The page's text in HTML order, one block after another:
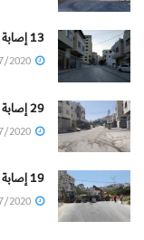
13 إصابة جديدة ليرتفع مجموع الإصابات إلى 70 في بلاطة البلد
29 إصابة جديدة بفيروس كورونا في بلاطة البلد
19 إصابة في بلاطة البلد بفيروس كورونا غالبيتها من النساء